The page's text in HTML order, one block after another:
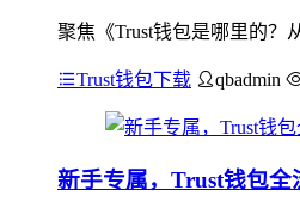
聚焦《Trust钱包是哪里的？
Trust钱包下载 qbadmin
新手专属，Trust钱包